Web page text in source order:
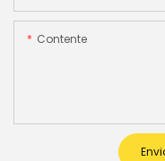
Contente